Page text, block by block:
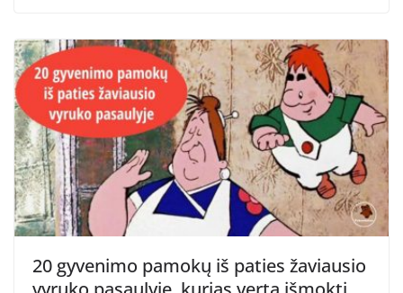
20 gyvenimo pamokų iš paties žaviausio